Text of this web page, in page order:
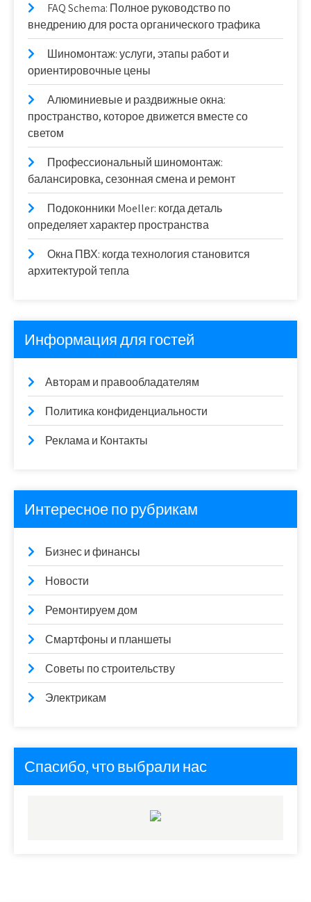
FAQ Schema: Полное руководство по
внедрению для роста органического трафика
Шиномонтаж: услуги, этапы работ и
ориентировочные цены
Алюминиевые и раздвижные окна:
пространство, которое движется вместе со
светом
Профессиональный шиномонтаж:
балансировка, сезонная смена и ремонт
Подоконники Moeller: когда деталь
определяет характер пространства
Окна ПВХ: когда технология становится
архитектурой тепла
Информация для гостей
Авторам и правообладателям
Политика конфиденциальности
Реклама и Контакты
Интересное по рубрикам
Бизнес и финансы
Новости
Ремонтируем дом
Смартфоны и планшеты
Советы по строительству
Электрикам
Спасибо, что выбрали нас